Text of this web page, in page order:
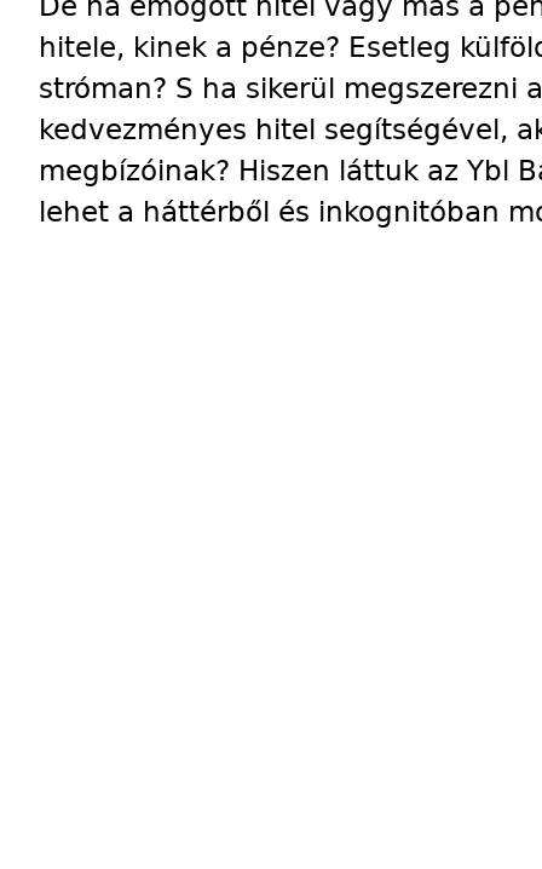
hitele, kinek a pénze? Esetleg
stróman? S ha sikerül megszerezni
kedvezményes hitel segítségével,
megbízóinak? Hiszen láttuk az Ybl
lehet a háttérből és inkognitóban